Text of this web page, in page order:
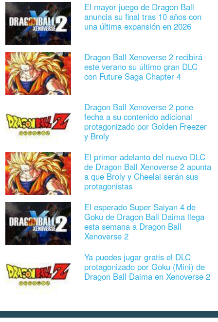
El mayor juego de Dragon Ball
anuncia su final tras 10 años con
una última expansión en 2026
Dragon Ball Xenoverse 2 recibirá
este verano su último gran DLC
con Future Saga Chapter 4
Dragon Ball Xenoverse 2 pone
fecha a su contenido adicional
protagonizado por Golden Freezer
y Broly
El primer adelanto del nuevo DLC
de Dragon Ball Xenoverse 2 apunta
a que Broly y Cheelai serán sus
protagonistas
El esperado Super Saiyan 4 de
Goku de Dragon Ball Daima llega
esta semana a Dragon Ball
Xenoverse 2
Ya puedes jugar gratis el DLC
protagonizado por Goku (Mini) de
Dragon Ball Daima en Xenoverse 2